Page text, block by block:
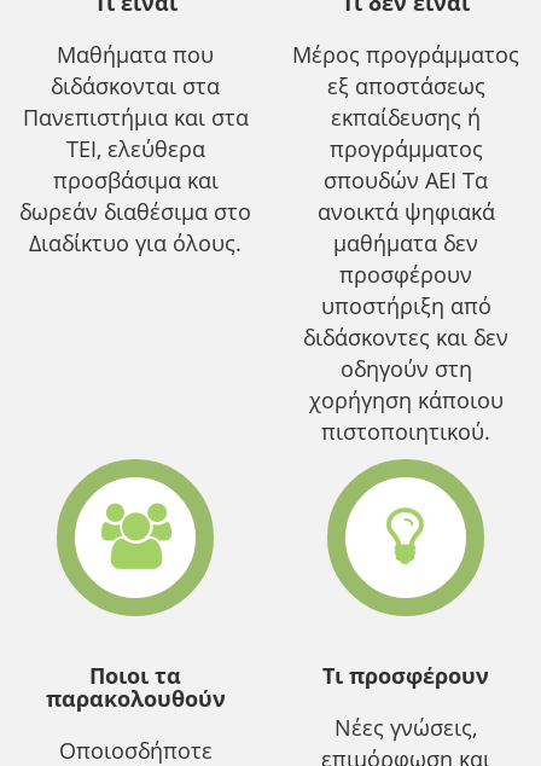
Μαθήματα που
διδάσκονται στα
Πανεπιστήμια και στα
ΤΕΙ, ελεύθερα
προσβάσιμα και
δωρεάν διαθέσιμα στο
Διαδίκτυο για όλους.
Μέρος προγράμματος
εξ αποστάσεως
εκπαίδευσης ή
προγράμματος
σπουδών ΑΕΙ Τα
ανοικτά ψηφιακά
μαθήματα δεν
προσφέρουν
υποστήριξη από
διδάσκοντες και δεν
οδηγούν στη
χορήγηση κάποιου
πιστοποιητικού.
Ποιοι τα
παρακολουθούν
Οποιοσδήποτε
Τι προσφέρουν
Νέες γνώσεις,
επιμόρφωση και